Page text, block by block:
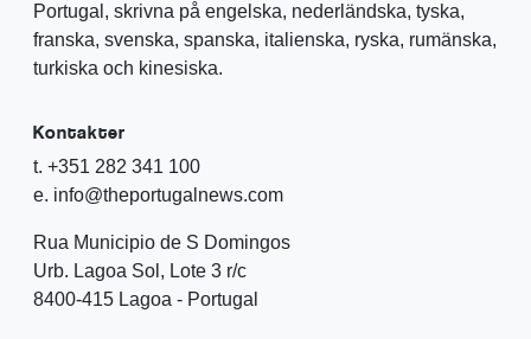
Portugal, skrivna på engelska, nederländska, tyska,
franska, svenska, spanska, italienska, ryska, rumänska,
turkiska och kinesiska.
Kontakter
t. +351 282 341 100
e. info@theportugalnews.com
Rua Municipio de S Domingos
Urb. Lagoa Sol, Lote 3 r/c
8400-415 Lagoa - Portugal